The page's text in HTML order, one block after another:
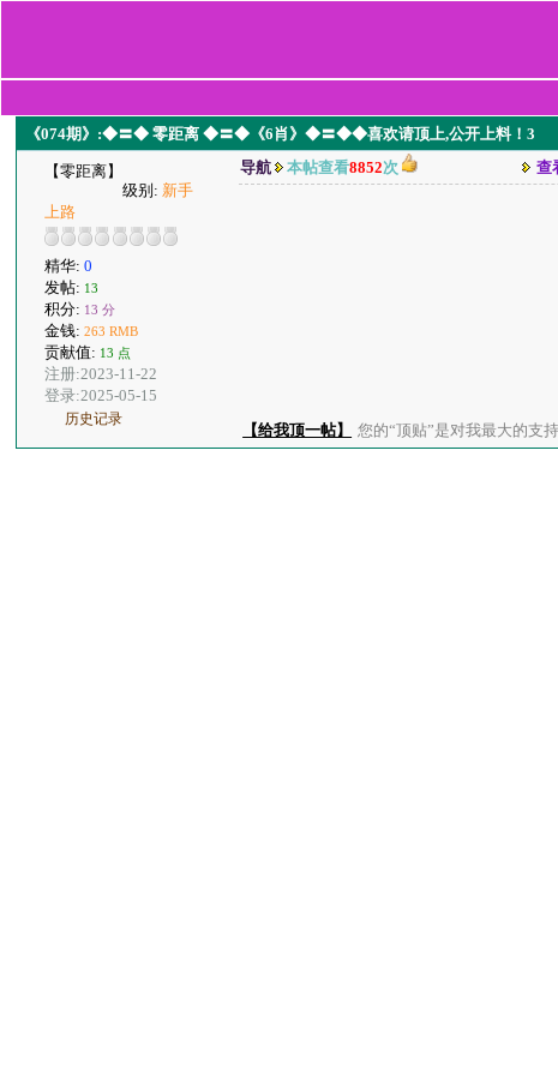
《074期》:◆〓◆ 零距离 ◆〓◆《6肖》◆〓◆◆喜欢请顶上,公开上料！3
【零距离】
级别: 新手
上路
精华:0
发帖: 13
积分: 13 分
金钱:263 RMB
贡献值: 13 点
注册:2023-11-22
登录:2025-05-15
历史记录
导航 本帖查看8852次 查
【给我顶一帖】 您的“顶贴”是对我最大的支